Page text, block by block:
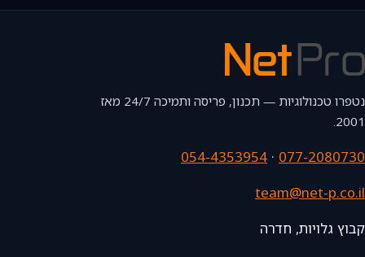
נטפרו טכנולוגיות — תכנון, פריסה ותמיכה 24/7 מאז
2001.
077-2080730
·
054-4353954
team@net-p.co.il
קבוץ גלויות, חדרה